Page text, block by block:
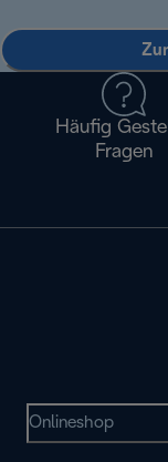
Häufig
Fragen
Onlineshop